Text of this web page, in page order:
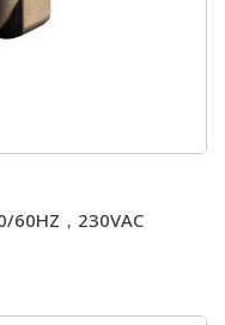
60HZ，230VAC